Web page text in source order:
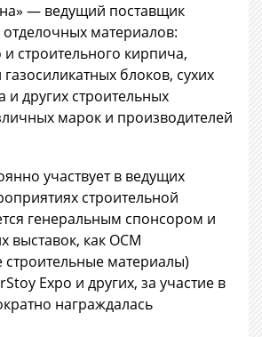
— ведущий поставщик
материалов:
строительного кирпича,
блоков, сухих
и других строительных
марок и производителей
участвует в ведущих
строительной
генеральным спонсором и
выставок, как ОСМ
строительные материалы)
Expo и других, за участие в
награждалась